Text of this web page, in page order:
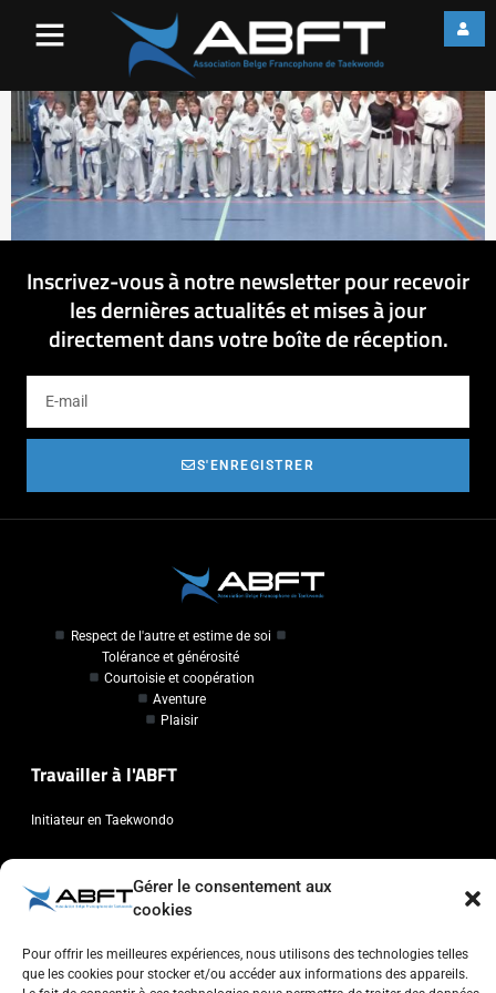
Gérer le consentement aux
cookies
Pour offrir les meilleures expériences, nous utilisons des technologies telles
que les cookies pour stocker et/ou accéder aux informations des appareils.
Inscrivez-vous à notre newsletter pour recevoir
les dernières actualités et mises à jour
directement dans votre boîte de réception.
S'ENREGISTRER
Respect de l'autre et estime de soi
Tolérance et générosité
Courtoisie et coopération
Aventure
Plaisir
Travailler à l'ABFT
Initiateur en Taekwondo
Association Belge Francophone de Taekwondo
Chaussée de Wavre, 2057 - 1160 Auderghem
info@abft.be